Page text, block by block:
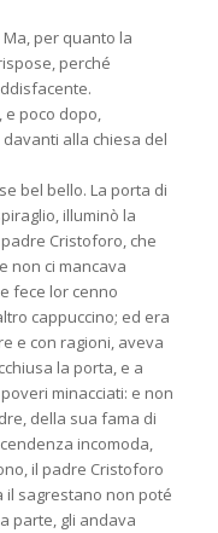
Ma, per quanto la
perché
poco dopo,
alla chiesa del
bel bello. La porta di
illuminò la
Cristoforo, che
non ci mancava
fece lor cenno
cappuccino; ed era
e con ragioni, aveva
la porta, e a
minacciati: e non
della sua fama di
incomoda,
il padre Cristoforo
il sagrestano non poté
parte, gli andava